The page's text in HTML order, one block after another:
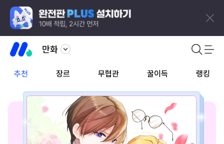
만화
추천 장르 무협관 꿀이득 랭킹